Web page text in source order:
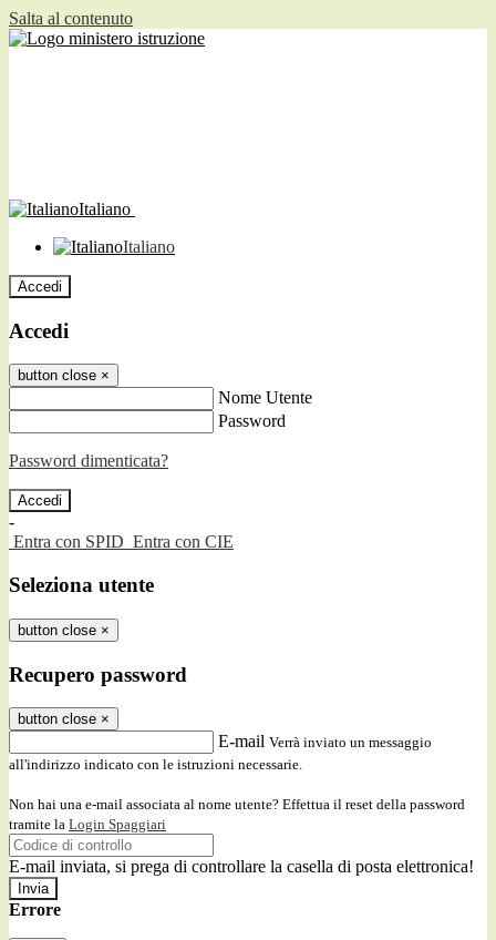
Salta al contenuto
Italiano
Italiano
Accedi
Accedi
button close ×
Nome Utente
Password
Password dimenticata?
-
Entra con SPID Entra con CIE
Seleziona utente
button close ×
Recupero password
button close ×
E-mail Verrà inviato un messaggio
all'indirizzo indicato con le istruzioni necessarie.
Non hai una e-mail associata al nome utente? Effettua il reset della password
tramite la Login Spaggiari
E-mail inviata, si prega di controllare la casella di posta elettronica!
Errore